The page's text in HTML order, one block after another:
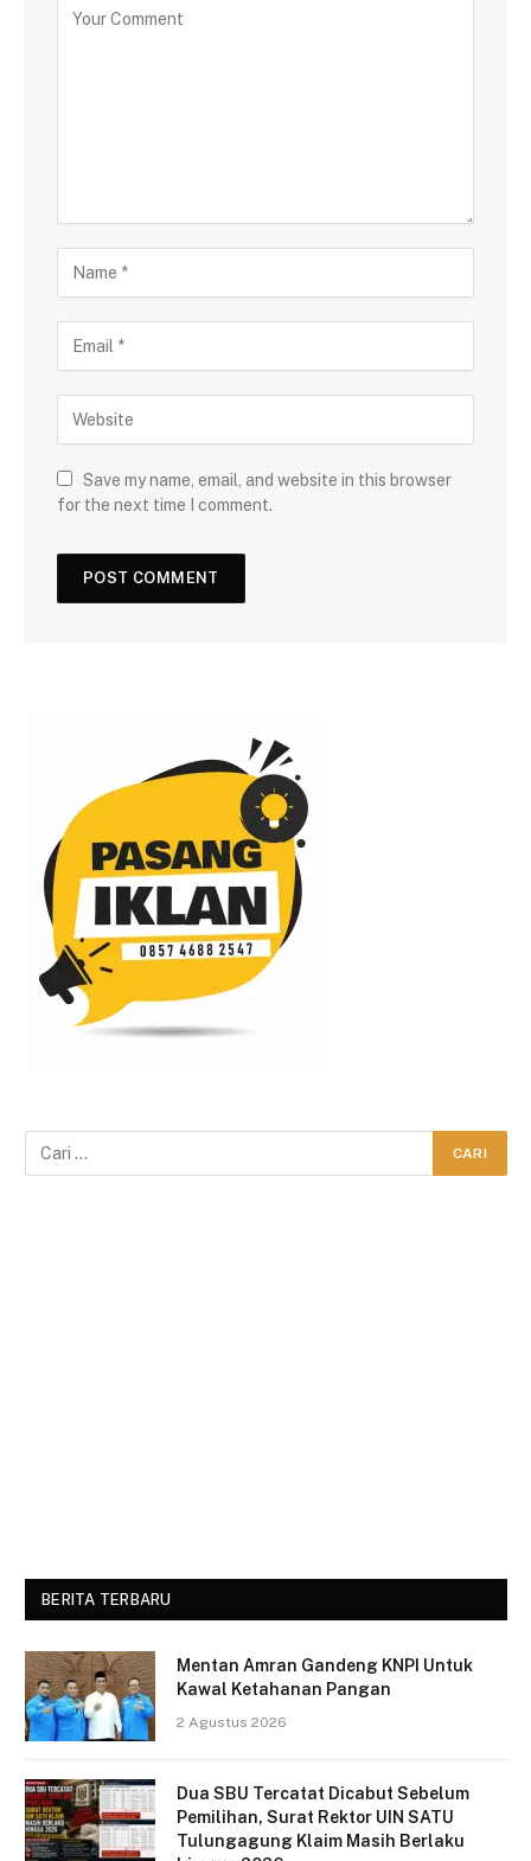
Save my name, email, and website in this browser
for the next time I comment.
BERITA TERBARU
Mentan Amran Gandeng KNPI Untuk
Kawal Ketahanan Pangan
2 Agustus 2026
Dua SBU Tercatat Dicabut Sebelum
Pemilihan, Surat Rektor UIN SATU
Tulungagung Klaim Masih Berlaku